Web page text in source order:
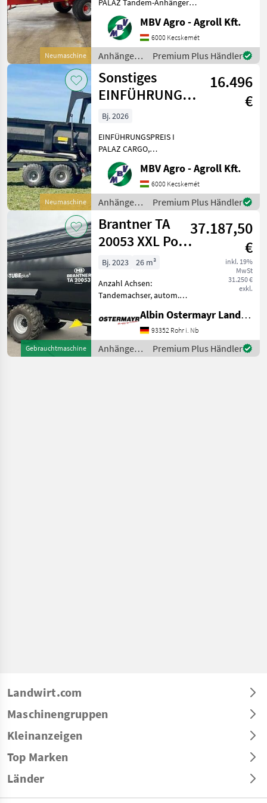
Neumaschine
8 t–18 t Wenn PALAZ, dann
ausschließlich bei MBV
AGRO! Kaufen Sie direkt
beim Importeur, dem
größten PALAZ-Händler der
Re
MBV Agro - Agroll Kft.
6000 Kecskemét
Anhänger /
Sonstige
Premium Plus Händler
Neumaschine
Sonstiges
EINFÜHRUNGSPREIS
I PALAZ CARGO,
Anhänger mit
Ladefläche I 1
16.496
€
Bj. 2026
EINFÜHRUNGSPREIS I
PALAZ CARGO,
Kippanhänger I 12–18 t I 2
Achsen Wenn PALAZ, dann
ausschließlich MBV AGRO!
Kaufen Sie direkt beim
Importeur, dem größten
PALAZ-Hän
MBV Agro - Agroll Kft.
6000 Kecskemét
Anhänger /
Sonstige
Premium Plus Händler
Gebrauchtmaschine
Brantner TA
20053 XXL Power
Push+
37.187,50
€
inkl. 19%
MwSt
31.250 €
exkl.
Bj. 2023
26 m³
Anzahl Achsen:
Tandemachser, autom.
Originalzustand. Sofort
verfügbar wg.
Betriebsumstellung. -
Aufsatzdreicke 300mm
Albin Ostermayr Landmaschinenhandel e.K.
93352 Rohr i. Nb
Anhänger /
Brantner
Premium Plus Händler
Landwirt.com
Maschinengruppen
Kleinanzeigen
Top Marken
Länder